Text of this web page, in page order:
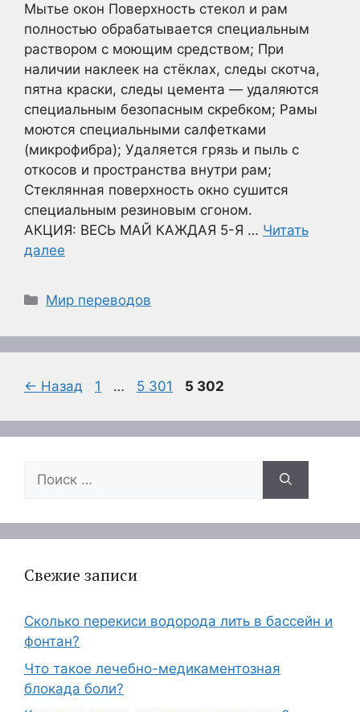
Мытье окон Поверхность стекол и рам
полностью обрабатывается специальным
раствором с моющим средством; При
наличии наклеек на стёклах, следы скотча,
пятна краски, следы цемента — удаляются
специальным безопасным скребком; Рамы
моются специальными салфетками
(микрофибра); Удаляется грязь и пыль с
откосов и пространства внутри рам;
Стеклянная поверхность окно сушится
специальным резиновым сгоном.
АКЦИЯ: ВЕСЬ МАЙ КАЖДАЯ 5-Я … Читать
далее
Рубрики
Мир переводов
← Назад Страница
1 … Страница
5 301 Страница
5 302
Поиск:
Свежие записи
Сколько перекиси водорода лить в бассейн и
фонтан?
Что такое лечебно-медикаментозная
блокада боли?